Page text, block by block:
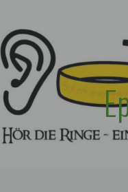
springen
HÖR DIE RINGE